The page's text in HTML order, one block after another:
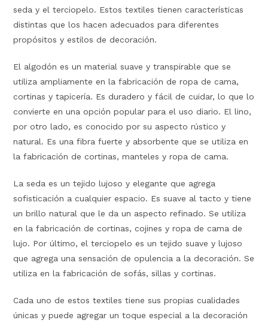
seda y el terciopelo. Estos textiles tienen características
distintas que los hacen adecuados para diferentes
propósitos y estilos de decoración.
El algodón es un material suave y transpirable que se
utiliza ampliamente en la fabricación de ropa de cama,
cortinas y tapicería. Es duradero y fácil de cuidar, lo que lo
convierte en una opción popular para el uso diario. El lino,
por otro lado, es conocido por su aspecto rústico y
natural. Es una fibra fuerte y absorbente que se utiliza en
la fabricación de cortinas, manteles y ropa de cama.
La seda es un tejido lujoso y elegante que agrega
sofisticación a cualquier espacio. Es suave al tacto y tiene
un brillo natural que le da un aspecto refinado. Se utiliza
en la fabricación de cortinas, cojines y ropa de cama de
lujo. Por último, el terciopelo es un tejido suave y lujoso
que agrega una sensación de opulencia a la decoración. Se
utiliza en la fabricación de sofás, sillas y cortinas.
Cada uno de estos textiles tiene sus propias cualidades
únicas y puede agregar un toque especial a la decoración